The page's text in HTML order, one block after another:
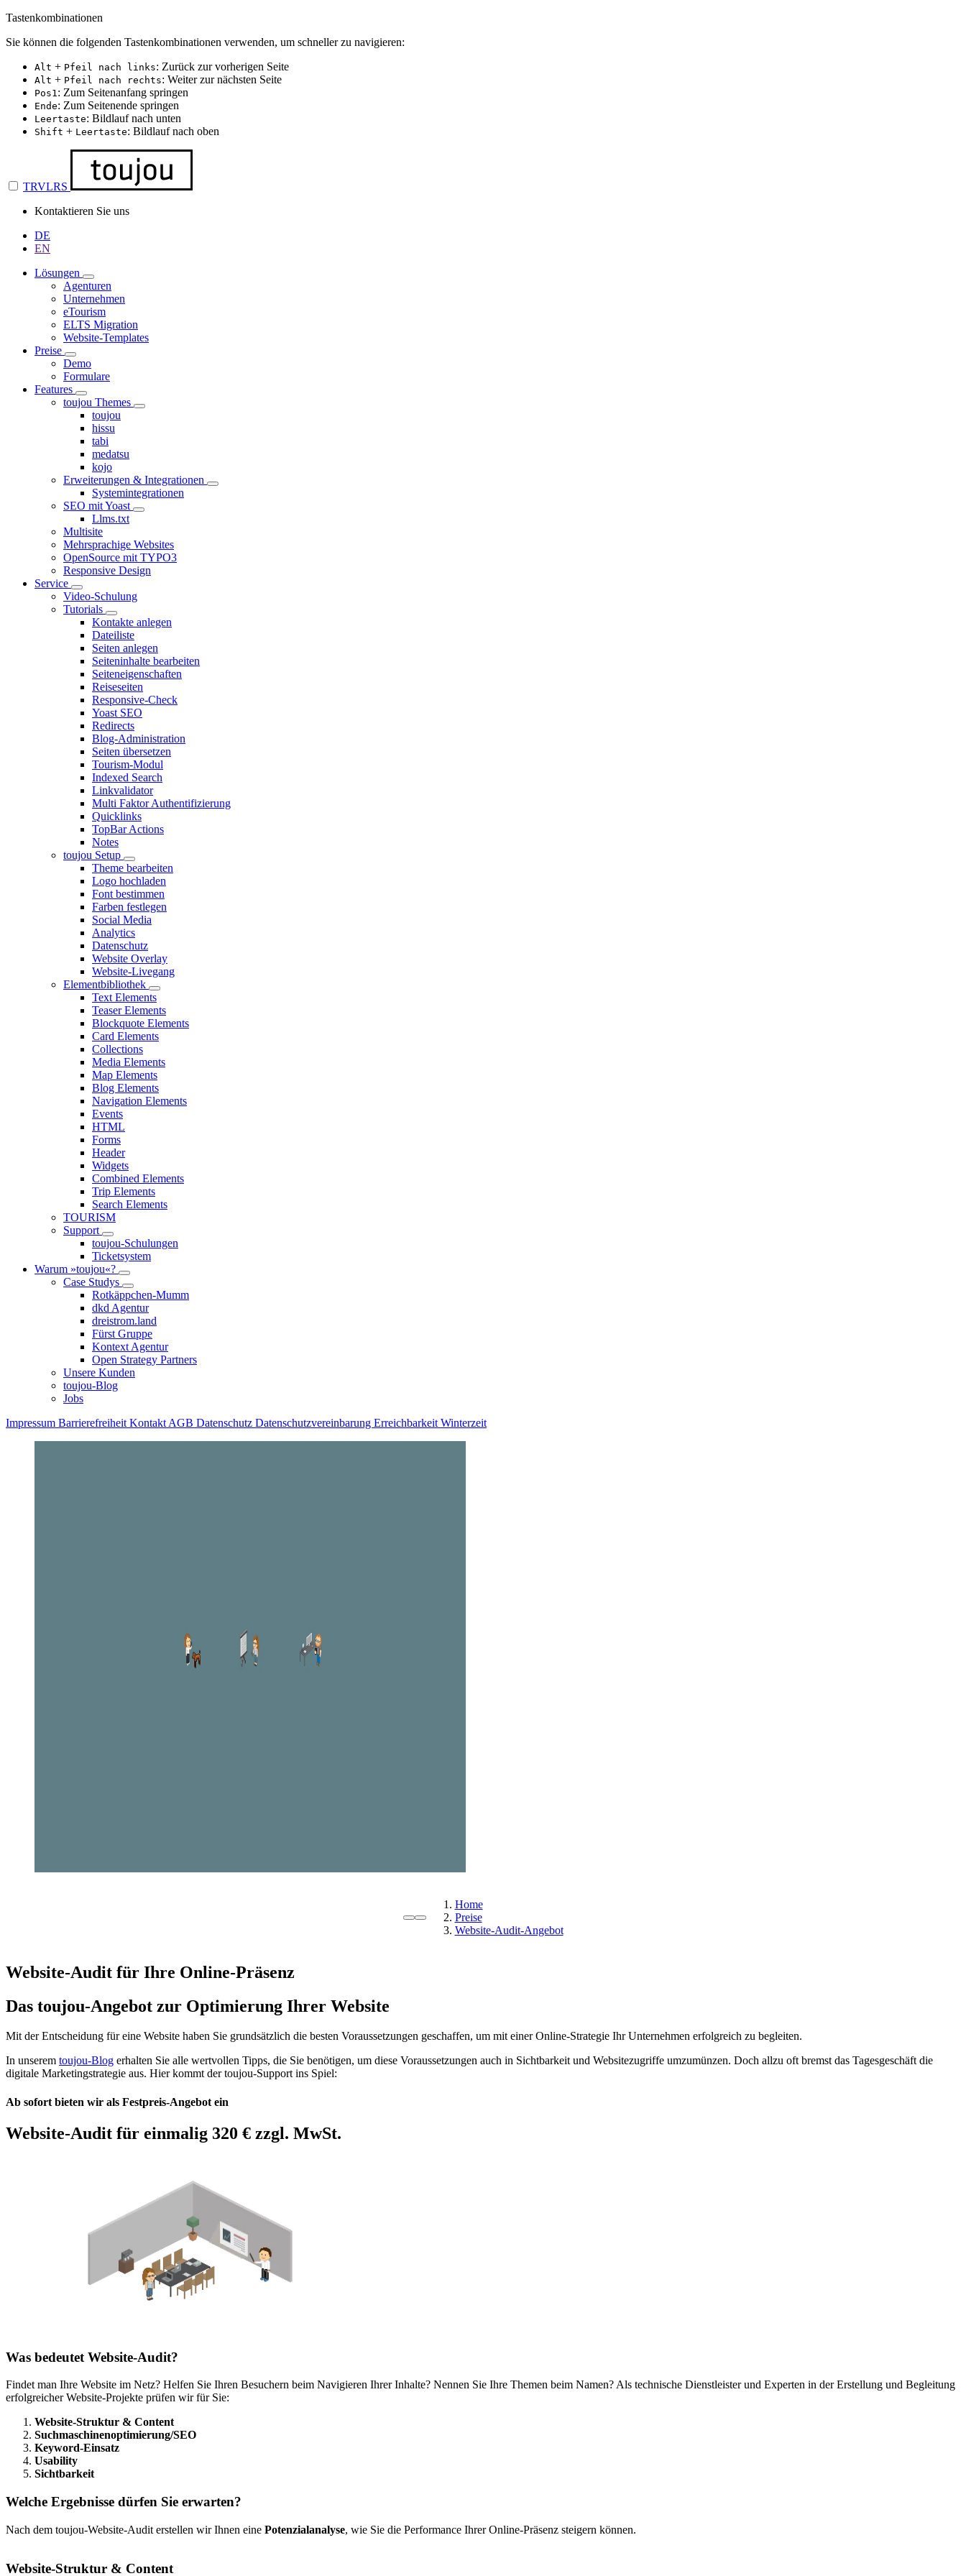
Tastenkombinationen
Sie können die folgenden Tastenkombinationen verwenden, um schneller zu navigieren:
Alt + Pfeil nach links: Zurück zur vorherigen Seite
Alt + Pfeil nach rechts: Weiter zur nächsten Seite
Pos1: Zum Seitenanfang springen
Ende: Zum Seitenende springen
Leertaste: Bildlauf nach unten
Shift + Leertaste: Bildlauf nach oben
TRVLRS
Kontaktieren Sie uns
DE
EN
Lösungen
Agenturen
Unternehmen
eTourism
ELTS Migration
Website-Templates
Preise
Demo
Formulare
Features
toujou Themes
toujou
hissu
tabi
medatsu
kojo
Erweiterungen & Integrationen
Systemintegrationen
SEO mit Yoast
Llms.txt
Multisite
Mehrsprachige Websites
OpenSource mit TYPO3
Responsive Design
Service
Video-Schulung
Tutorials
Kontakte anlegen
Dateiliste
Seiten anlegen
Seiteninhalte bearbeiten
Seiteneigenschaften
Reiseseiten
Responsive-Check
Yoast SEO
Redirects
Blog-Administration
Seiten übersetzen
Tourism-Modul
Indexed Search
Linkvalidator
Multi Faktor Authentifizierung
Quicklinks
TopBar Actions
Notes
toujou Setup
Theme bearbeiten
Logo hochladen
Font bestimmen
Farben festlegen
Social Media
Analytics
Datenschutz
Website Overlay
Website-Livegang
Elementbibliothek
Text Elements
Teaser Elements
Blockquote Elements
Card Elements
Collections
Media Elements
Map Elements
Blog Elements
Navigation Elements
Events
HTML
Forms
Header
Widgets
Combined Elements
Trip Elements
Search Elements
TOURISM
Support
toujou-Schulungen
Ticketsystem
Warum »toujou«?
Case Studys
Rotkäppchen-Mumm
dkd Agentur
dreistrom.land
Fürst Gruppe
Kontext Agentur
Open Strategy Partners
Unsere Kunden
toujou-Blog
Jobs
Impressum Barrierefreiheit Kontakt AGB Datenschutz Datenschutzvereinbarung Erreichbarkeit Winterzeit
Home
Preise
Website-Audit-Angebot
Website-Audit für Ihre Online-Präsenz
Das toujou-Angebot zur Optimierung Ihrer Website
Mit der Entscheidung für eine Website haben Sie grundsätzlich die besten Voraussetzungen geschaffen, um mit einer Online-Strategie Ihr Unternehmen erfolgreich zu begleiten.
In unserem toujou-Blog erhalten Sie alle wertvollen Tipps, die Sie benötigen, um diese Voraussetzungen auch in Sichtbarkeit und Websitezugriffe umzumünzen. Doch allzu oft bremst das Tagesgeschäft die
digitale Marketingstrategie aus. Hier kommt der toujou-Support ins Spiel:
Ab sofort bieten wir als Festpreis-Angebot ein
Website-Audit für einmalig 320 € zzgl. MwSt.
Was bedeutet Website-Audit?
Findet man Ihre Website im Netz? Helfen Sie Ihren Besuchern beim Navigieren Ihrer Inhalte? Nennen Sie Ihre Themen beim Namen? Als technische Dienstleister und Experten in der Erstellung und Begleitung
erfolgreicher Website-Projekte prüfen wir für Sie:
Website-Struktur & Content
Suchmaschinenoptimierung/SEO
Keyword-Einsatz
Usability
Sichtbarkeit
Welche Ergebnisse dürfen Sie erwarten?
Nach dem toujou-Website-Audit erstellen wir Ihnen eine Potenzialanalyse, wie Sie die Performance Ihrer Online-Präsenz steigern können.
Website-Struktur & Content